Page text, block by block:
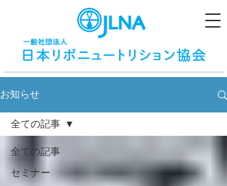
お知らせ
全ての記事
セミナー
全ての記事